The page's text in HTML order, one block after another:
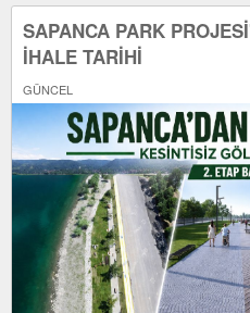
SAPANCA PARK
İHALE TARİHİ
GÜNCEL